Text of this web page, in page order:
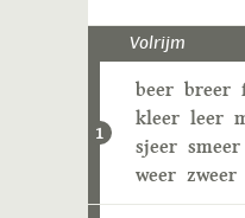
Volrijm
1
beer breer
kleer leer
sjeer smeer
weer zweer